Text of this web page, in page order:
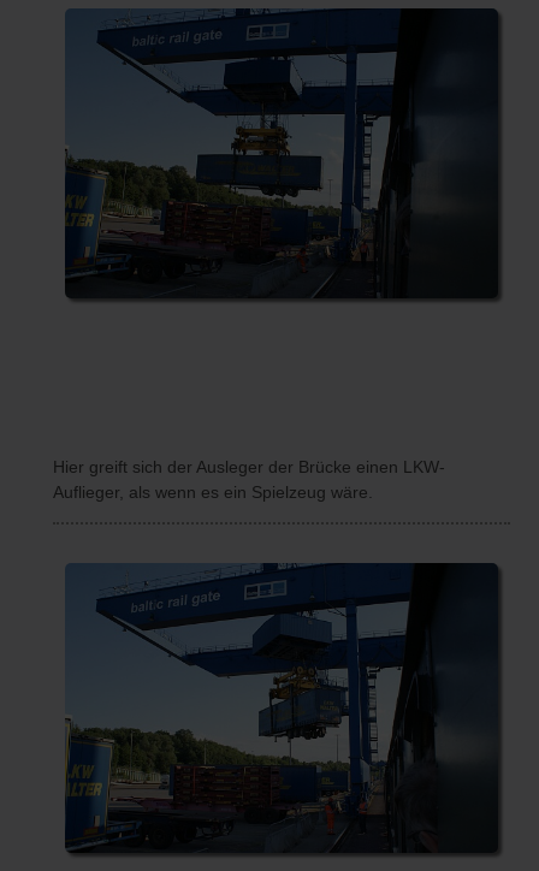
Hier greift sich der Ausleger der Brücke einen LKW-
Auflieger, als wenn es ein Spielzeug wäre.